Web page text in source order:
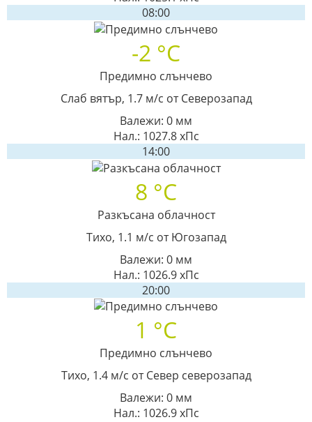
08:00
-2 °C
Предимно слънчево
Слаб вятър, 1.7 м/с от Северозапад
Валежи: 0 мм
Нал.: 1027.8 хПс
14:00
8 °C
Разкъсана облачност
Тихо, 1.1 м/с от Югозапад
Валежи: 0 мм
Нал.: 1026.9 хПс
20:00
1 °C
Предимно слънчево
Тихо, 1.4 м/с от Север северозапад
Валежи: 0 мм
Нал.: 1026.9 хПс